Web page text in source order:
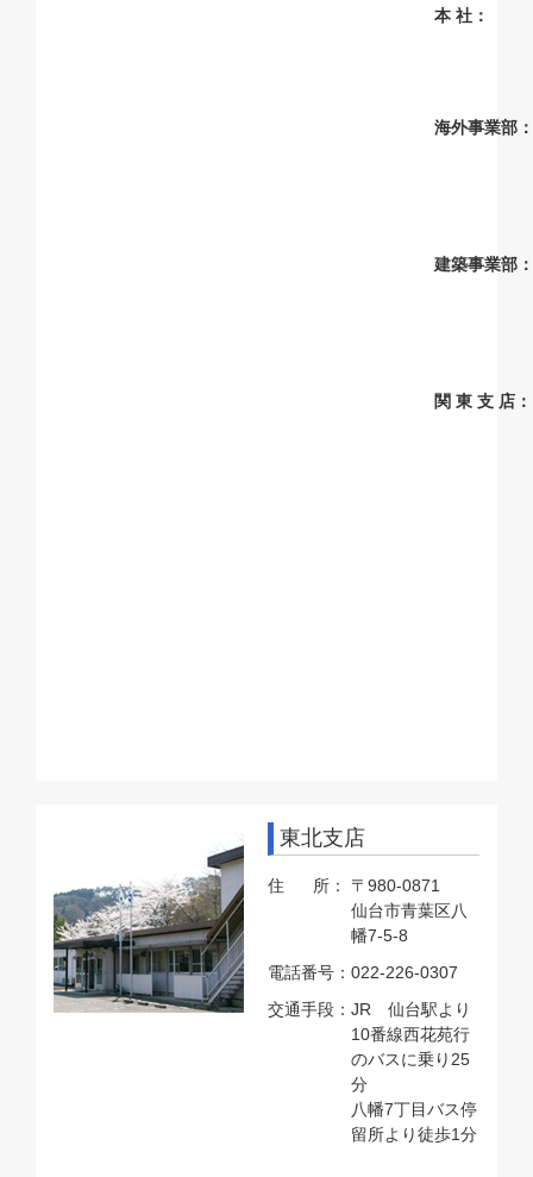
本 社：
海外事業部：
建築事業部：
関 東 支 店：
東北支店
住 所：
〒980-0871
仙台市青葉区八
幡7-5-8
電話番号： 022-226-0307
交通手段： JR 仙台駅より
10番線西花苑行
のバスに乗り25
分
八幡7丁目バス停
留所より徒歩1分